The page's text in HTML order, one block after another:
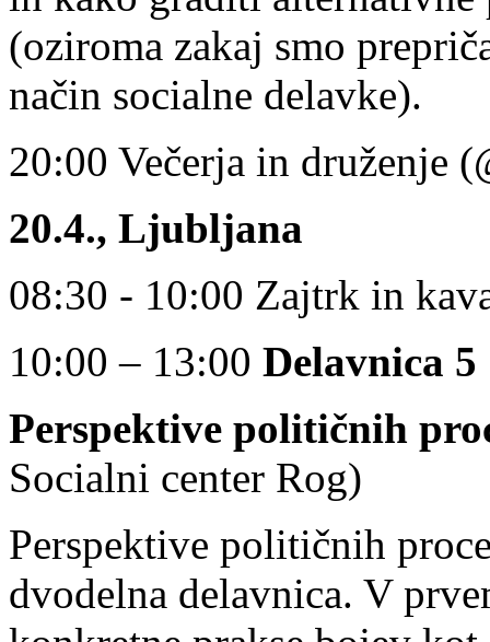
(oziroma zakaj smo
način socialne delavke).
20:00 Večerja in druženje
20.4., Ljubljana
08:30 - 10:00 Zajtrk in
10:00 – 13:00 Delavnica 5
Perspektive političnih
Socialni center Rog)
Perspektive političnih
dvodelna delavnica. V